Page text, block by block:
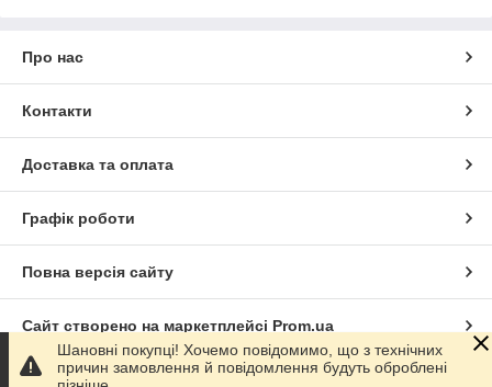
Про нас
Контакти
Доставка та оплата
Графік роботи
Повна версія сайту
Сайт створено на маркетплейсі Prom.ua
Політика конфіденційності
Шановні покупці! Хочемо повідомимо, що з технічних
причин замовлення й повідомлення будуть оброблені